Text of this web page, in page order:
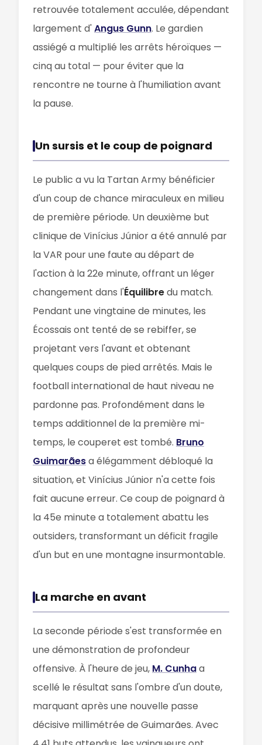
retrouvée totalement acculée, dépendant
largement d'Angus Gunn. Le gardien
assiégé a multiplié les arrêts héroïques —
cinq au total — pour éviter que la
rencontre ne tourne à l'humiliation avant
la pause.
Un sursis et le coup de poignard
Le public a vu la Tartan Army bénéficier
d'un coup de chance miraculeux en milieu
de première période. Un deuxième but
clinique de Vinícius Júnior a été annulé par
la VAR pour une faute au départ de
l'action à la 22e minute, offrant un léger
changement dans l'Équilibredu match.
Pendant une vingtaine de minutes, les
Écossais ont tenté de se rebiffer, se
projetant vers l'avant et obtenant
quelques coups de pied arrêtés. Mais le
football international de haut niveau ne
pardonne pas. Profondément dans le
temps additionnel de la première mi-
temps, le couperet est tombé. Bruno
Guimarãesa élégamment débloqué la
situation, et Vinícius Júnior n'a cette fois
fait aucune erreur. Ce coup de poignard à
la 45e minute a totalement abattu les
outsiders, transformant un déficit fragile
d'un but en une montagne insurmontable.
La marche en avant
La seconde période s'est transformée en
une démonstration de profondeur
offensive. À l'heure de jeu, M. Cunhaa
scellé le résultat sans l'ombre d'un doute,
marquant après une nouvelle passe
décisive millimétrée de Guimarães. Avec